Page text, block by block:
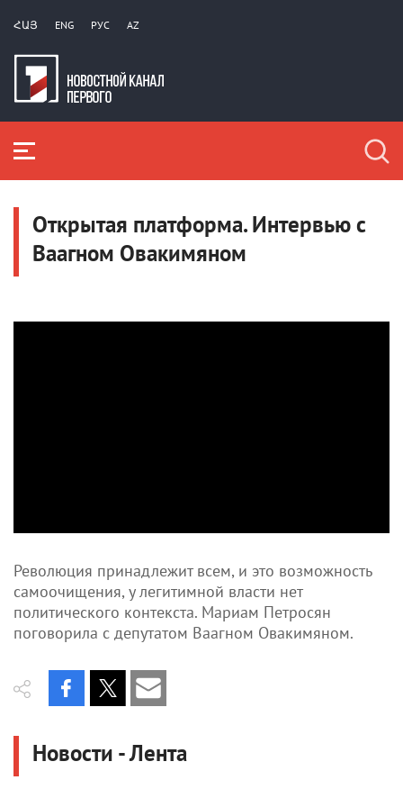
ՀԱՅ ENG РУС AZ
Открытая платформа. Интервью с
Ваагном Овакимяном
Революция принадлежит всем, и это возможность
самоочищения, у легитимной власти нет
политического контекста. Мариам Петросян
поговорила с депутатом Ваагном Овакимяном.
Новости - Лента